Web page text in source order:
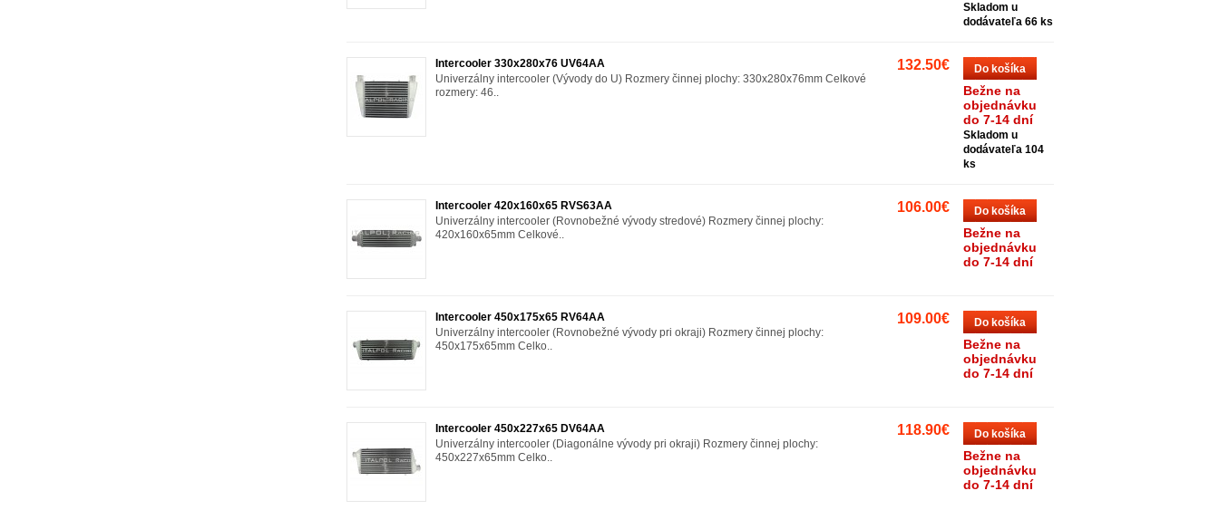
Skladom u
dodávateľa 66 ks
Do košíka
Bežne na
objednávku
do 7-14 dní
Skladom u
dodávateľa 104
ks
132.50€
Intercooler 330x280x76 UV64AA
Univerzálny intercooler (Vývody do U) Rozmery činnej plochy: 330x280x76mm Celkové
rozmery: 46..
Do košíka
Bežne na
objednávku
do 7-14 dní
106.00€
Intercooler 420x160x65 RVS63AA
Univerzálny intercooler (Rovnobežné vývody stredové) Rozmery činnej plochy:
420x160x65mm Celkové..
Do košíka
Bežne na
objednávku
do 7-14 dní
109.00€
Intercooler 450x175x65 RV64AA
Univerzálny intercooler (Rovnobežné vývody pri okraji) Rozmery činnej plochy:
450x175x65mm Celko..
Do košíka
Bežne na
objednávku
do 7-14 dní
118.90€
Intercooler 450x227x65 DV64AA
Univerzálny intercooler (Diagonálne vývody pri okraji) Rozmery činnej plochy:
450x227x65mm Celko..